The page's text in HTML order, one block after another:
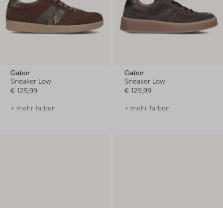
Gabor
Sneaker Low
€ 129,99
+ mehr farben
Gabor
Sneaker Low
€ 129,99
+ mehr farben